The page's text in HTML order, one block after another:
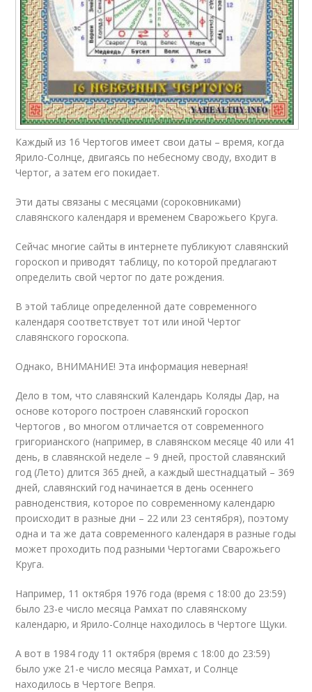
Каждый из 16 Чертогов имеет свои даты – время, когда
Ярило-Солнце, двигаясь по небесному своду, входит в
Чертог, а затем его покидает.
Эти даты связаны с месяцами (сороковниками)
славянского календаря и временем Сварожьего Круга.
Сейчас многие сайты в интернете публикуют славянский
гороскоп и приводят таблицу, по которой предлагают
определить свой чертог по дате рождения.
В этой таблице определенной дате современного
календаря соответствует тот или иной Чертог
славянского гороскопа.
Однако, ВНИМАНИЕ! Эта информация неверная!
Дело в том, что славянский Календарь Коляды Дар, на
основе которого построен славянский гороскоп
Чертогов , во многом отличается от современного
григорианского (например, в славянском месяце 40 или 41
день, в славянской неделе – 9 дней, простой славянский
год (Лето) длится 365 дней, а каждый шестнадцатый – 369
дней, славянский год начинается в день осеннего
равноденствия, которое по современному календарю
происходит в разные дни – 22 или 23 сентября), поэтому
одна и та же дата современного календаря в разные годы
может проходить под разными Чертогами Сварожьего
Круга.
Например, 11 октября 1976 года (время с 18:00 до 23:59)
было 23-е число месяца Рамхат по славянскому
календарю, и Ярило-Солнце находилось в Чертоге Щуки.
А вот в 1984 году 11 октября (время с 18:00 до 23:59)
было уже 21-е число месяца Рамхат, и Солнце
находилось в Чертоге Вепря.